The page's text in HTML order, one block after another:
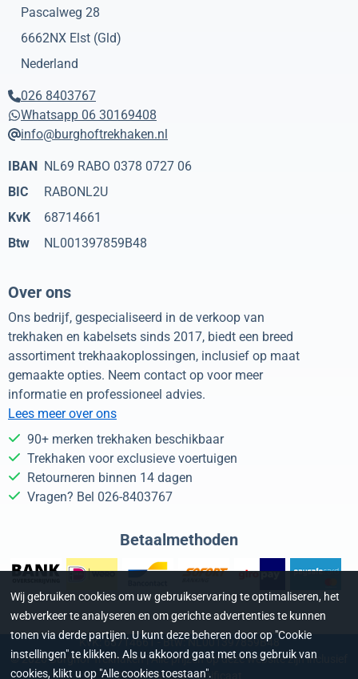
Pascalweg 28
6662NX Elst (Gld)
Nederland
026 8403767
Whatsapp 06 30169408
info@burghoftrekhaken.nl
IBAN NL69 RABO 0378 0727 06
BIC
RABONL2U
KvK
68714661
Btw
NL001397859B48
Over ons
Ons bedrijf, gespecialiseerd in de verkoop van
trekhaken en kabelsets sinds 2017, biedt een breed
assortiment trekhaakoplossingen, inclusief op maat
gemaakte opties. Neem contact op voor meer
informatie en professioneel advies.
Lees meer over ons
90+ merken trekhaken beschikbaar
Trekhaken voor exclusieve voertuigen
Retourneren binnen 14 dagen
Vragen? Bel 026-8403767
Betaalmethoden
KvK: 68714661 - Btw: NL001397859B48
©2026Burghof Trekhaken | Alle prijzen op deze website zijn inclusief
21% BTW | SSL certificaat
Wij gebruiken cookies om uw gebruikservaring te optimaliseren, het
webverkeer te analyseren en om gerichte advertenties te kunnen
tonen via derde partijen. U kunt deze beheren door op "Cookie
instellingen" te klikken. Als u akkoord gaat met ons gebruik van
cookies, klikt u op "Alle cookies toestaan".